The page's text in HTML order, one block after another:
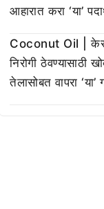
आहारात करा ‘या’
Coconut Oil |
निरोगी ठेवण्यासाठी
तेलासोबत वापरा ‘या’